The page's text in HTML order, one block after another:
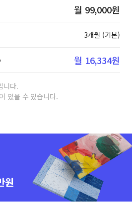
월 99,000원
3개월 (기본)
월 16,334원
니다.
있을 수 있습니다.
원